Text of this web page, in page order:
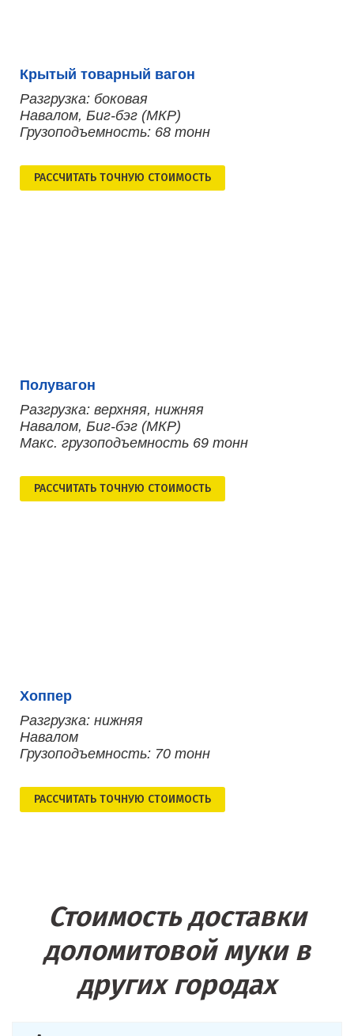
Крытый товарный вагон
Разгрузка: боковая
Навалом, Биг-бэг (МКР)
Грузоподъемность: 68 тонн
РАСCЧИТАТЬ ТОЧНУЮ СТОИМОСТЬ
Полувагон
Разгрузка: верхняя, нижняя
Навалом, Биг-бэг (МКР)
Макс. грузоподъемность 69 тонн
РАСCЧИТАТЬ ТОЧНУЮ СТОИМОСТЬ
Хоппер
Разгрузка: нижняя
Навалом
Грузоподъемность: 70 тонн
РАСCЧИТАТЬ ТОЧНУЮ СТОИМОСТЬ
Стоимость доставки
доломитовой муки в
других городах